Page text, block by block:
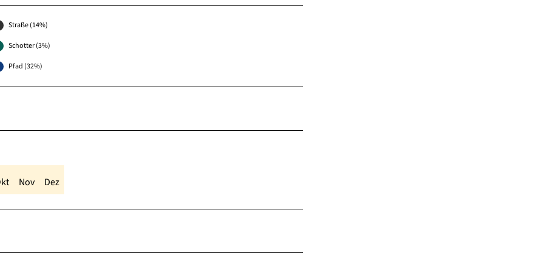
Straße (14%)
Schotter (3%)
Pfad (32%)
Nov Dez